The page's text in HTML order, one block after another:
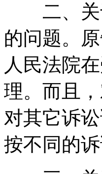
二、关
的问题。
人民法院
理。而且
对其它诉
按不同的